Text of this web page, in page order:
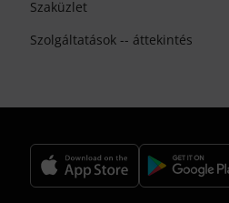
Szaküzlet
Szolgáltatások -- áttekintés